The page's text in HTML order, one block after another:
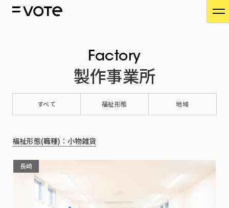
Factory
製作事業所
すべて 福祉形態 地域
福祉形態(職種)：小物雑貨
長崎